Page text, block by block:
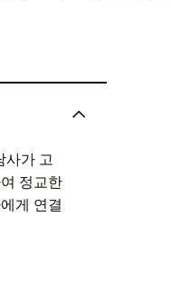
사가 고
정교한
게 연결